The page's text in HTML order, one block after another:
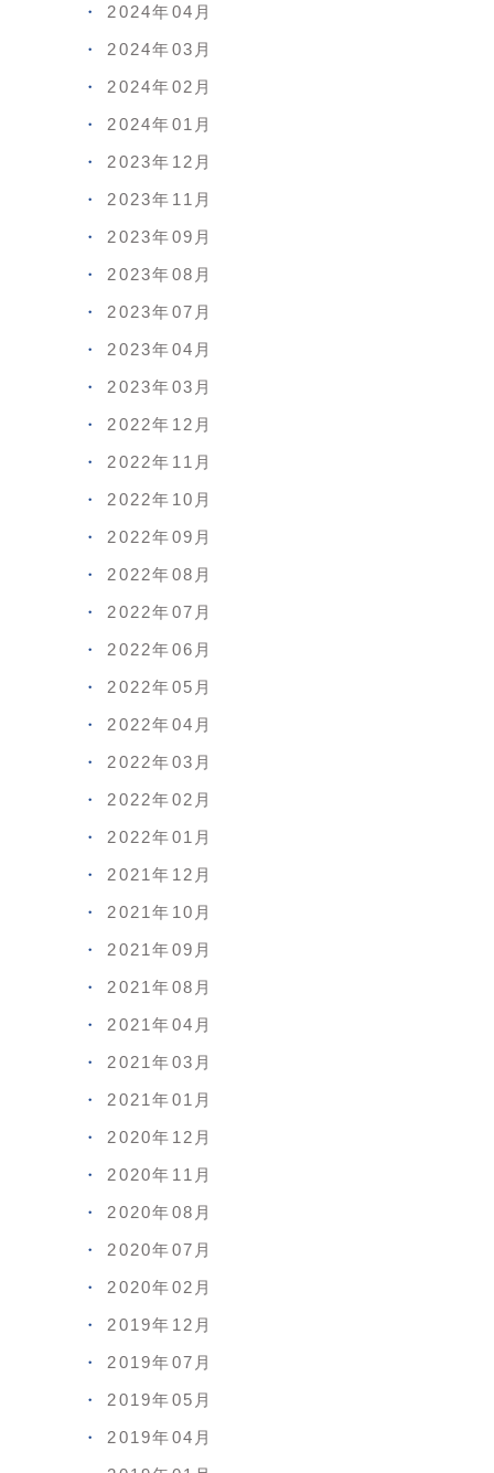
2024年04月
2024年03月
2024年02月
2024年01月
2023年12月
2023年11月
2023年09月
2023年08月
2023年07月
2023年04月
2023年03月
2022年12月
2022年11月
2022年10月
2022年09月
2022年08月
2022年07月
2022年06月
2022年05月
2022年04月
2022年03月
2022年02月
2022年01月
2021年12月
2021年10月
2021年09月
2021年08月
2021年04月
2021年03月
2021年01月
2020年12月
2020年11月
2020年08月
2020年07月
2020年02月
2019年12月
2019年07月
2019年05月
2019年04月